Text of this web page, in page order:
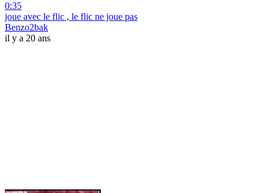
0:35
joue avec le flic , le flic ne joue pas
Benzo2bak
il y a 20 ans